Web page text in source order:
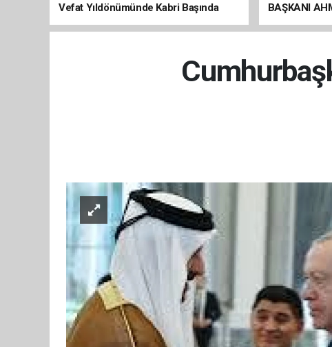
Vefat Yıldönümünde Kabri Başında
Anıldı
BAŞKANI
ÇAĞRI